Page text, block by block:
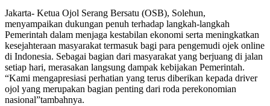
Jakarta- Ketua Ojol Serang Bersatu (OSB), Solehun,
menyampaikan dukungan penuh terhadap langkah-langkah
Pemerintah dalam menjaga kestabilan ekonomi serta meningkatkan
kesejahteraan masyarakat termasuk bagi para pengemudi ojek online
di Indonesia. Sebagai bagian dari masyarakat yang berjuang di jalan
setiap hari, merasakan langsung dampak kebijakan Pemerintah.
“Kami mengapresiasi perhatian yang terus diberikan kepada driver
ojol yang merupakan bagian penting dari roda perekonomian
nasional”tambahnya.